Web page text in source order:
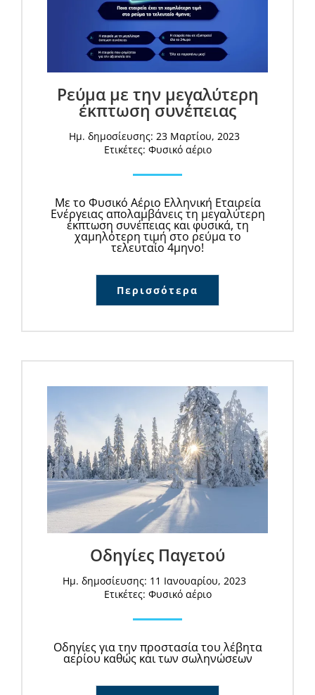
Ρεύμα με την μεγαλύτερη
έκπτωση συνέπειας
Ημ. δημοσίευσης: 23 Μαρτίου, 2023
Ετικέτες: Φυσικό αέριο
Με το Φυσικό Αέριο Ελληνική Εταιρεία
Ενέργειας απολαμβάνεις τη μεγαλύτερη
έκπτωση συνέπειας και φυσικά, τη
χαμηλότερη τιμή στο ρεύμα το
τελευταίο 4μηνο!
Περισσότερα
Οδηγίες Παγετού
Ημ. δημοσίευσης: 11 Ιανουαρίου, 2023
Ετικέτες: Φυσικό αέριο
Οδηγίες για την προστασία του λέβητα
αερίου καθώς και των σωληνώσεων